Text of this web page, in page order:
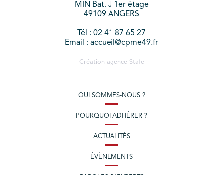
MIN Bat. J 1er étage
49109 ANGERS
Tél : 02 41 87 65 27
Email : accueil@cpme49.fr
Création agence Stafe
QUI SOMMES-NOUS ?
POURQUOI ADHÉRER ?
ACTUALITÉS
ÉVÈNEMENTS